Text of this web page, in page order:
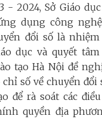
- 2024, Sở Giáo
dụng công
đổi số là
dục và quyết
tạo Hà Nội đề
số về chuyển đổi
để rà soát các
quyền địa